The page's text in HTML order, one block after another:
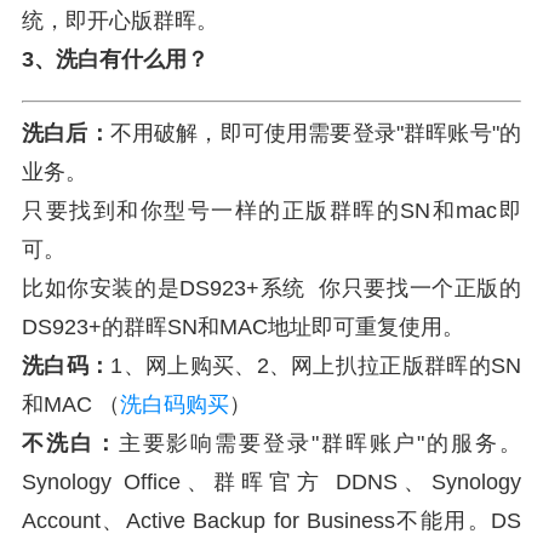
统，即开心版群晖。
3、洗白有什么用？
洗白后： 不用破解，即可使用需要登录"群晖账号"的
业务。
只要找到和你型号一样的正版群晖的SN和mac即
可。
比如你安装的是DS923+系统 你只要找一个正版的
DS923+的群晖SN和MAC地址即可重复使用。
洗白码： 1、网上购买、2、网上扒拉正版群晖的SN
和MAC （洗白码购买）
不洗白： 主要影响需要登录"群晖账户"的服务。
Synology Office、群晖官方 DDNS、Synology
Account、Active Backup for Business不能用。DS